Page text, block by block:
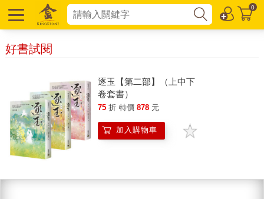
0
好書試閱
逐玉【第二部】（上中下
卷套書）
75 折 特價 878 元
加入購物車